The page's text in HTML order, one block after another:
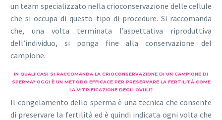
un team specializzato nella crioconservazione delle cellule
che si occupa di questo tipo di procedure. Si raccomanda
che, una volta terminata l’aspettativa riproduttiva
dell’individuo, si ponga fine alla conservazione del
campione.
IN QUALI CASI SI RACCOMANDA LA CRIOCONSERVAZIONE DI UN CAMPIONE DI
SPERMA? OGGI È UN METODO EFFICACE PER PRESERVARE LA FERTILITÀ COME
LA VITRIFICAZIONE DEGLI OVULI?
Il congelamento dello sperma è una tecnica che consente
di preservare la fertilità ed è quindi indicata ogni volta che